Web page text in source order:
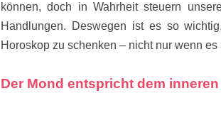
können, doch in Wahrheit steuern
Handlungen. Deswegen ist es so
Horoskop zu schenken – nicht nur wenn es
Der Mond entspricht dem